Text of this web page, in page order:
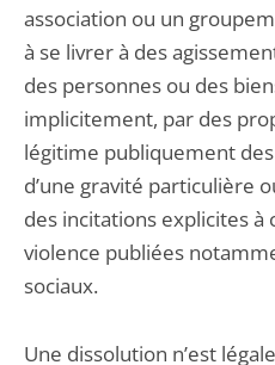
association ou un
à se livrer à des
des personnes ou des
implicitement, par des
légitime publiquement
d’une gravité particulière
des incitations explicites
violence publiées
sociaux.
Une dissolution n’est